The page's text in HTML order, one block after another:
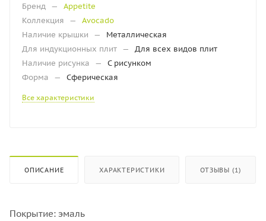
Бренд —
Appetite
Коллекция
—
Avocado
Наличие крышки
—
Металлическая
Для индукционных плит —
Для всех видов плит
Наличие рисунка
—
С рисунком
Форма
— Сферическая
Все характеристики
ОПИСАНИЕ ХАРАКТЕРИСТИКИ ОТЗЫВЫ (1)
Покрытие: эмаль